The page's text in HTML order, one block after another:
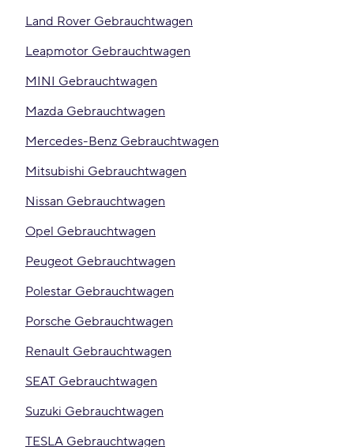
Land Rover Gebrauchtwagen
Leapmotor Gebrauchtwagen
MINI Gebrauchtwagen
Mazda Gebrauchtwagen
Mercedes-Benz Gebrauchtwagen
Mitsubishi Gebrauchtwagen
Nissan Gebrauchtwagen
Opel Gebrauchtwagen
Peugeot Gebrauchtwagen
Polestar Gebrauchtwagen
Porsche Gebrauchtwagen
Renault Gebrauchtwagen
SEAT Gebrauchtwagen
Suzuki Gebrauchtwagen
TESLA Gebrauchtwagen